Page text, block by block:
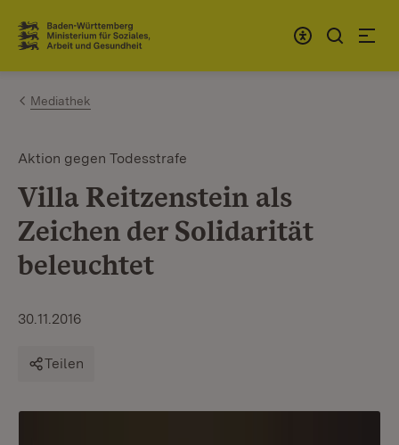
Zum Inhalt springen
Link zur Startseite
Mediathek
Aktion gegen Todesstrafe
Villa Reitzenstein als
Zeichen der Solidarität
beleuchtet
30.11.2016
Teilen